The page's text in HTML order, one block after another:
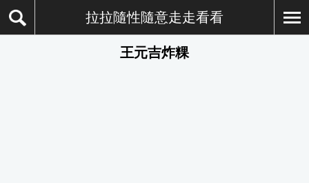
拉拉隨性隨意走走看看
王元吉炸粿